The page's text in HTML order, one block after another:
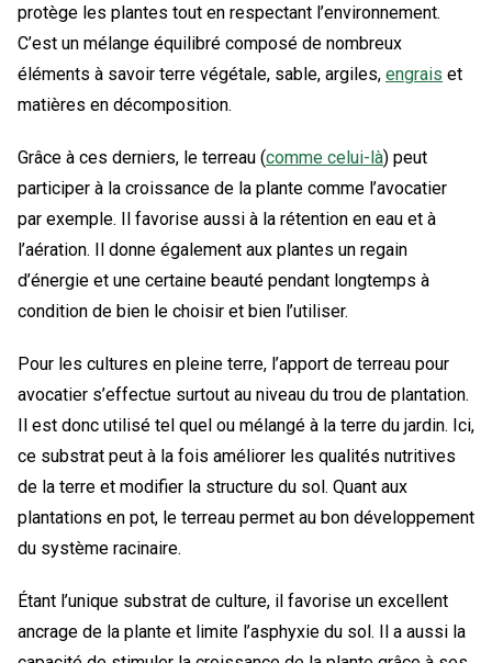
protège les plantes tout en respectant l’environnement.
C’est un mélange équilibré composé de nombreux
éléments à savoir terre végétale, sable, argiles, engrais et
matières en décomposition.
Grâce à ces derniers, le terreau (comme celui-là) peut
participer à la croissance de la plante comme l’avocatier
par exemple. Il favorise aussi à la rétention en eau et à
l’aération. Il donne également aux plantes un regain
d’énergie et une certaine beauté pendant longtemps à
condition de bien le choisir et bien l’utiliser.
Pour les cultures en pleine terre, l’apport de terreau pour
avocatier s’effectue surtout au niveau du trou de plantation.
Il est donc utilisé tel quel ou mélangé à la terre du jardin. Ici,
ce substrat peut à la fois améliorer les qualités nutritives
de la terre et modifier la structure du sol. Quant aux
plantations en pot, le terreau permet au bon développement
du système racinaire.
Étant l’unique substrat de culture, il favorise un excellent
ancrage de la plante et limite l’asphyxie du sol. Il a aussi la